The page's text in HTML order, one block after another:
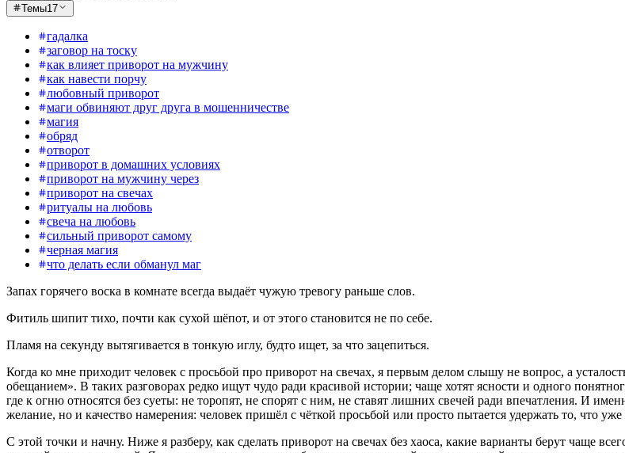
Темы17
гадалка
заговор на тоску
как влияет приворот на мужчину
как навести порчу
любовный приворот
маги обвиняют друг друга в мошенничестве
магия
обряд
отворот
приворот в домашних условиях
приворот на мужчину через
приворот на свечах
ритуалы на любовь
свеча на любовь
сильный приворот самому
черная магия
что делать если обманул маг
Запах горячего воска в комнате всегда выдаёт чужую тревогу раньше слов.
Фитиль шипит тихо, почти как сухой шёпот, и от этого становится не по себе.
Пламя на секунду вытягивается в тонкую иглу, будто ищет, за что зацепиться.
Когда ко мне приходит человек с просьбой про приворот на свечах, я первым делом слышу не вопрос, а
обещанием». В таких разговорах редко ищут чудо ради красивой истории; чаще хотят ясности и одного
где к огню относятся без суеты: не торопят, не спорят с ним, не ставят лишних свечей ради впечатления. И
желание, но и качество намерения: человек пришёл с чёткой просьбой или просто пытается удержать то, что уже
С этой точки и начну. Ниже я разберу, как сделать приворот на свечах без хаоса, какие варианты берут чаще